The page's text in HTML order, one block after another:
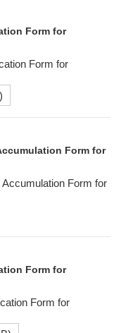
Form for
Form for
Form for
Form for
Form for
Form for